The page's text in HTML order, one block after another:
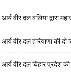
आर्य वीर दल बलिया द्वारा
आर्य वीर दल हरियाणा की दो
आर्य वीर दल बिहार प्रदेश